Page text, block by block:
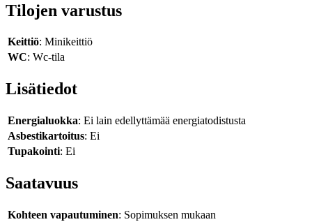
Tilojen varustus
Keittiö: Minikeittiö
WC: Wc-tila
Lisätiedot
Energialuokka: Ei lain edellyttämää energiatodistusta
Asbestikartoitus: Ei
Tupakointi: Ei
Saatavuus
Kohteen vapautuminen: Sopimuksen mukaan